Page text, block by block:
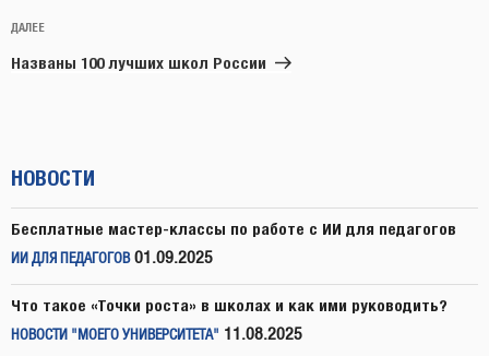
Следующая
запись
ДАЛЕЕ
Названы 100 лучших школ России
НОВОСТИ
Бесплатные мастер-классы по работе с ИИ для педагогов
ИИ ДЛЯ ПЕДАГОГОВ 01.09.2025
Что такое «Точки роста» в школах и как ими руководить?
НОВОСТИ "МОЕГО УНИВЕРСИТЕТА" 11.08.2025